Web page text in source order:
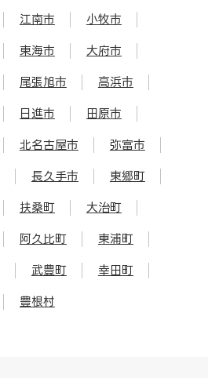
江南市 小牧市
東海市 大府市
尾張旭市 高浜市
日進市 田原市
北名古屋市 弥富市
長久手市 東郷町
扶桑町 大治町
阿久比町 東浦町
武豊町 幸田町
豊根村